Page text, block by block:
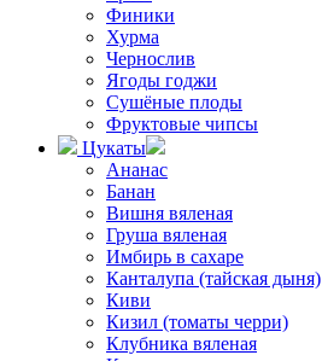
Финики
Хурма
Чернослив
Ягоды годжи
Сушёные плоды
Фруктовые чипсы
Цукаты
Ананас
Банан
Вишня вяленая
Груша вяленая
Имбирь в сахаре
Канталупа (тайская дыня)
Киви
Кизил (томаты черри)
Клубника вяленая